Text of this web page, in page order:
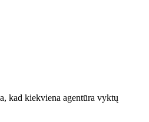
kad kiekviena agentūra vyktų